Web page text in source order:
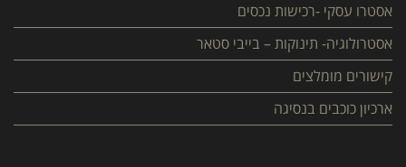
אסטרו עסקי -רכישות נכסים
אסטרולוגיה- תינוקות – בייבי סטאר
קישורים מומלצים
ארכיון כוכבים בנסיגה